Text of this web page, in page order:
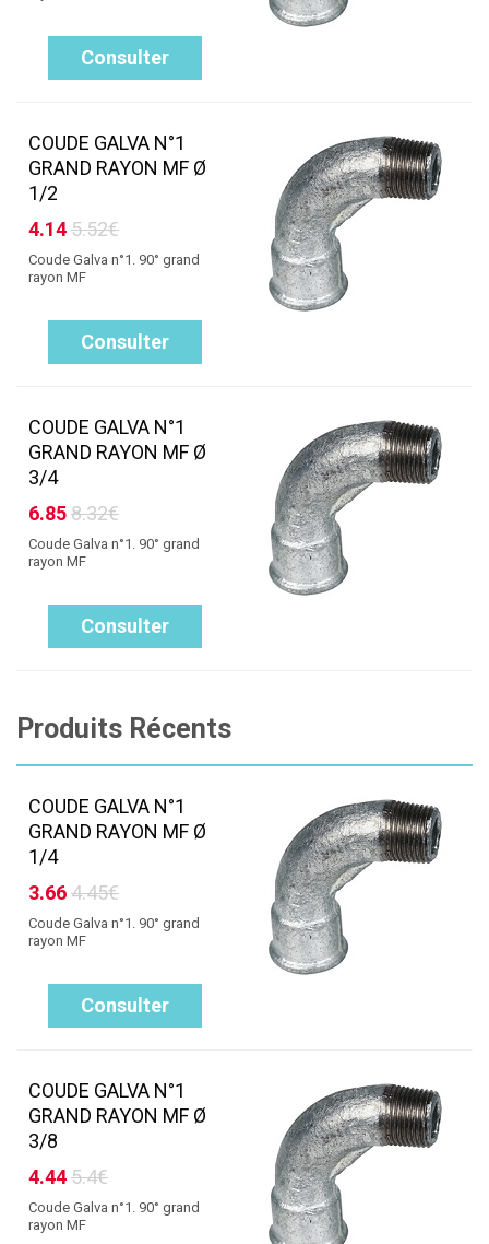
Consulter
COUDE GALVA N°1
GRAND RAYON MF Ø
1/2
4.145.52€
Coude Galva n°1. 90° grand
rayon MF
Consulter
COUDE GALVA N°1
GRAND RAYON MF Ø
3/4
6.858.32€
Coude Galva n°1. 90° grand
rayon MF
Consulter
Produits Récents
COUDE GALVA N°1
GRAND RAYON MF Ø
1/4
3.664.45€
Coude Galva n°1. 90° grand
rayon MF
Consulter
COUDE GALVA N°1
GRAND RAYON MF Ø
3/8
4.445.4€
Coude Galva n°1. 90° grand
rayon MF